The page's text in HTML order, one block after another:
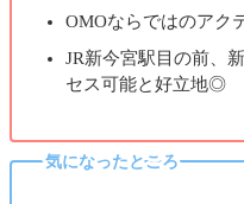
OMOならではのアク
JR新今宮駅目の前、
セス可能と好立地◎
気になったところ